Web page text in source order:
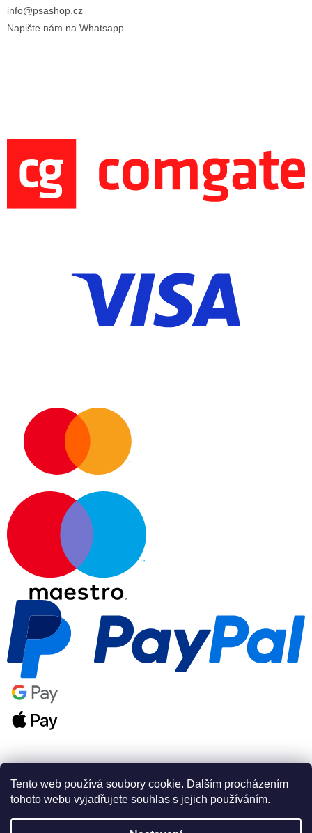
Tento web používá soubory cookie. Dalším procházením
tohoto webu vyjadřujete souhlas s jejich používáním.
info@psashop.cz
Napište nám na Whatsapp
Vytvořil Shoptet Premium